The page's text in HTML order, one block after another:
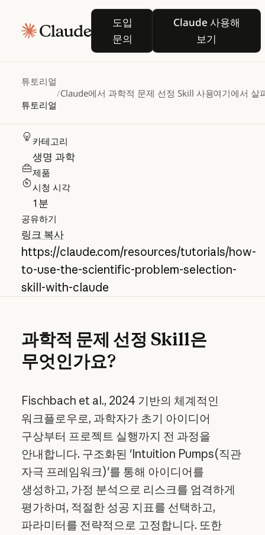
도입
문의
도입 문의
Claude 사용해
보기
Claude 사용
튜토리얼
튜토리얼
/Claude에서 과학적 문제 선정 Skill 사용 방법여기에서 살
Claude에서 과학적
문제 선정 Skill 사용
방법
카테고리
생명 과학
제품
시청 시각
1 분
공유하기
링크 복사
https://claude.com/resources/tutorials/how-
to-use-the-scientific-problem-selection-
skill-with-claude
과학적 문제 선정 Skill은
무엇인가요?
Fischbach et al., 2024 기반의 체계적인
워크플로우로, 과학자가 초기 아이디어
구상부터 프로젝트 실행까지 전 과정을
안내합니다. 구조화된 'Intuition Pumps(직관
자극 프레임워크)'를 통해 아이디어를
생성하고, 가정 분석으로 리스크를 엄격하게
평가하며, 적절한 성공 지표를 선택하고,
파라미터를 전략적으로 고정합니다. 또한